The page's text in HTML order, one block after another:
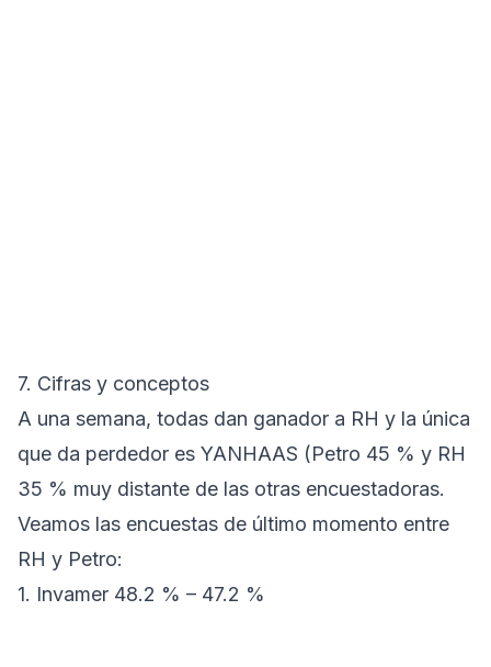
7. Cifras y conceptos
A una semana, todas dan ganador a RH y la única
que da perdedor es YANHAAS (Petro 45 % y RH
35 % muy distante de las otras encuestadoras.
Veamos las encuestas de último momento entre
RH y Petro:
1. Invamer 48.2 % – 47.2 %